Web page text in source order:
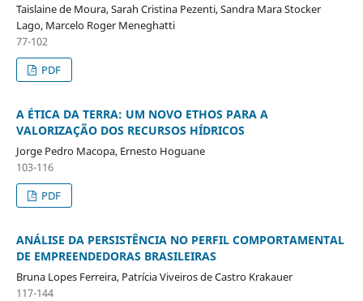
Taislaine de Moura, Sarah Cristina Pezenti, Sandra Mara Stocker
Lago, Marcelo Roger Meneghatti
77-102
PDF
A ÉTICA DA TERRA: UM NOVO ETHOS PARA A
VALORIZAÇÃO DOS RECURSOS HÍDRICOS
Jorge Pedro Macopa, Ernesto Hoguane
103-116
PDF
ANÁLISE DA PERSISTÊNCIA NO PERFIL COMPORTAMENTAL
DE EMPREENDEDORAS BRASILEIRAS
Bruna Lopes Ferreira, Patrícia Viveiros de Castro Krakauer
117-144